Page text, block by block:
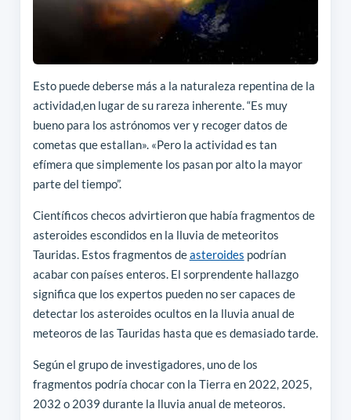
Esto puede deberse más a la naturaleza repentina de la
actividad,en lugar de su rareza inherente. “Es muy
bueno para los astrónomos ver y recoger datos de
cometas que estallan». «Pero la actividad es tan
efímera que simplemente los pasan por alto la mayor
parte del tiempo”.
Científicos checos advirtieron que había fragmentos de
asteroides escondidos en la lluvia de meteoritos
Tauridas. Estos fragmentos deasteroides podrían
acabar con países enteros. El sorprendente hallazgo
significa que los expertos pueden no ser capaces de
detectar los asteroides ocultos en la lluvia anual de
meteoros de las Tauridas hasta que es demasiado tarde.
Según el grupo de investigadores, uno de los
fragmentos podría chocar con la Tierra en 2022, 2025,
2032 o 2039 durante la lluvia anual de meteoros.